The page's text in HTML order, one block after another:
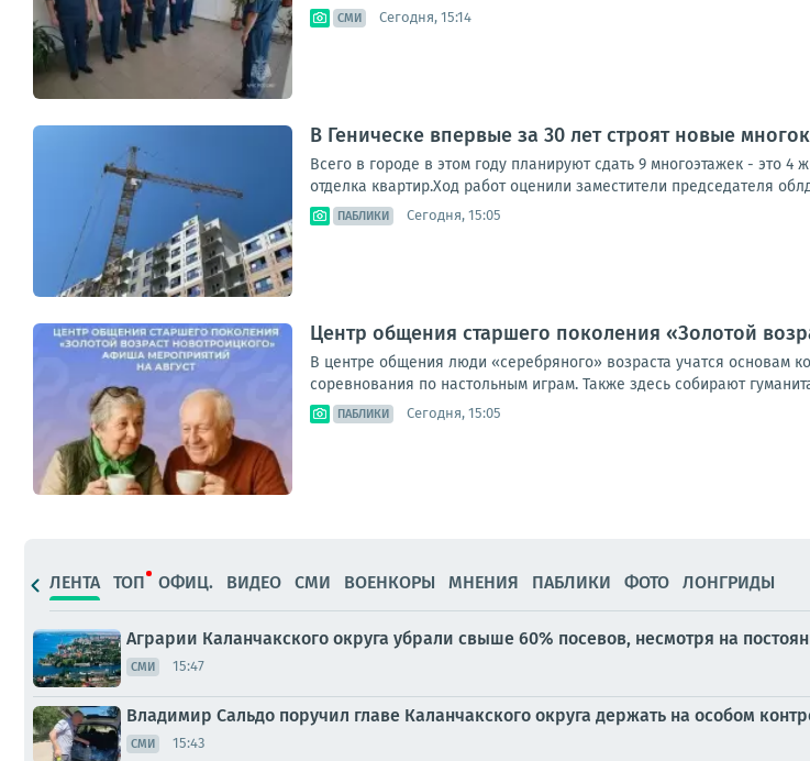
СМИ Сегодня, 15:14
В Геническе впервые за 30 лет строят новые
Всего в городе в этом году планируют сдать 9 многоэтажек - это
отделка квартир.Ход работ оценили заместители председателя
ПАБЛИКИ Сегодня, 15:05
Центр общения старшего поколения «Золотой
В центре общения люди «серебряного» возраста учатся основам
соревнования по настольным играм. Также здесь собирают
ПАБЛИКИ Сегодня, 15:05
ЛЕНТА ТОП ОФИЦ. ВИДЕО СМИ ВОЕНКОРЫ МНЕНИЯ ПАБЛИКИ ФОТО ЛОНГРИДЫ
Аграрии Каланчакского округа убрали свыше 60% посевов, несмотря на
СМИ 15:47
Владимир Сальдо поручил главе Каланчакского округа держать на особом
СМИ 15:43